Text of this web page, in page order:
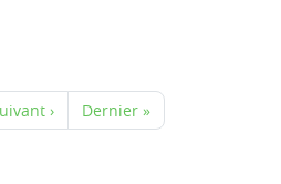
› Dernier »